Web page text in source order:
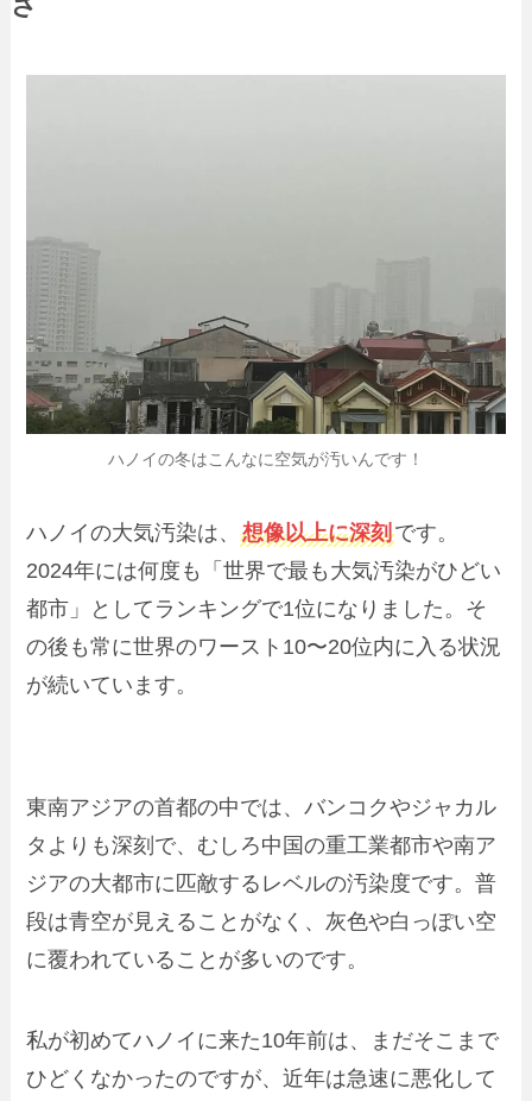
ハノイの冬はこんなに空気が汚いんです！
ハノイの大気汚染は、想像以上に深刻です。
2024年には何度も「世界で最も大気汚染がひどい
都市」としてランキングで1位になりました。そ
の後も常に世界のワースト10〜20位内に入る状況
が続いています。
東南アジアの首都の中では、バンコクやジャカル
タよりも深刻で、むしろ中国の重工業都市や南ア
ジアの大都市に匹敵するレベルの汚染度です。普
段は青空が見えることがなく、灰色や白っぽい空
に覆われていることが多いのです。
私が初めてハノイに来た10年前は、まだそこまで
ひどくなかったのですが、近年は急速に悪化して